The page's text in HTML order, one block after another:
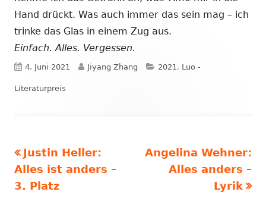
Hand drückt. Was auch immer das sein mag – ich
trinke das Glas in einem Zug aus.
Einfach. Alles. Vergessen.
Veröffentlicht
am
4. Juni 2021 Autor
Jiyang Zhang Kategorien
2021 , Luo -
Literaturpreis
Beitragsnavigation
Vorheriger
Beitrag:
Justin Heller:
Alles ist anders –
3. Platz
Nächster
Beitrag
Angelina Wehner:
Alles anders –
Lyrik